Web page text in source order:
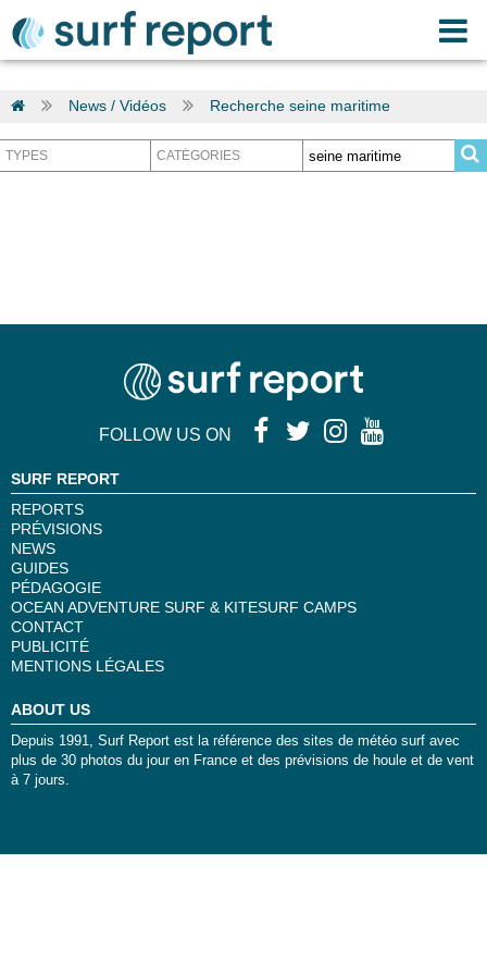
News / Vidéos Recherche seine maritime
FOLLOW US ON
SURF REPORT
REPORTS
PRÉVISIONS
NEWS
GUIDES
PÉDAGOGIE
OCEAN ADVENTURE SURF & KITESURF CAMPS
CONTACT
PUBLICITÉ
MENTIONS LÉGALES
ABOUT US
Depuis 1991, Surf Report est la référence des sites de météo surf avec
plus de 30 photos du jour en France et des prévisions de houle et de vent
à 7 jours.